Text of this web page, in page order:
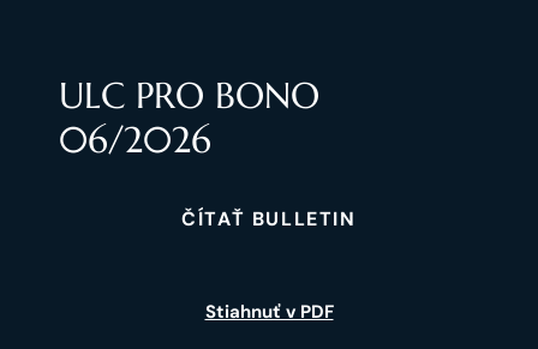
ULC PRO BONO
06/2026
ČÍTAŤ BULLETIN
Stiahnuť v PDF